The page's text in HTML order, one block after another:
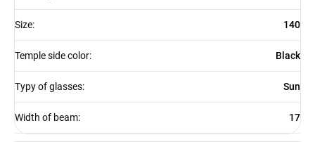
Size: 140
Temple side color: Black
Typy of glasses: Sun
Width of beam: 17